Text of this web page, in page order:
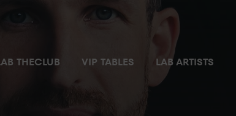
THECLUB VIP TABLES LAB ARTISTS